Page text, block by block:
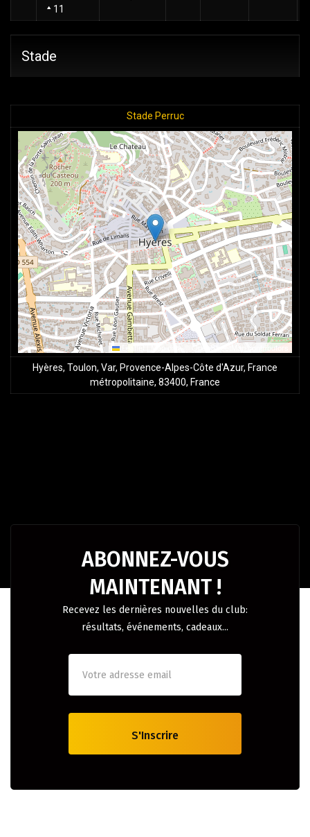
11
Stade
Stade Perruc
Leaflet OpenStreetMap
contributors
Hyères, Toulon, Var, Provence-Alpes-Côte d'Azur, France
métropolitaine, 83400, France
ABONNEZ-VOUS
MAINTENANT !
Recevez les dernières nouvelles du club:
résultats, événements, cadeaux...